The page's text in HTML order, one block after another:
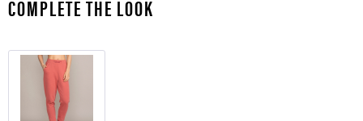
COMPLETE THE LOOK